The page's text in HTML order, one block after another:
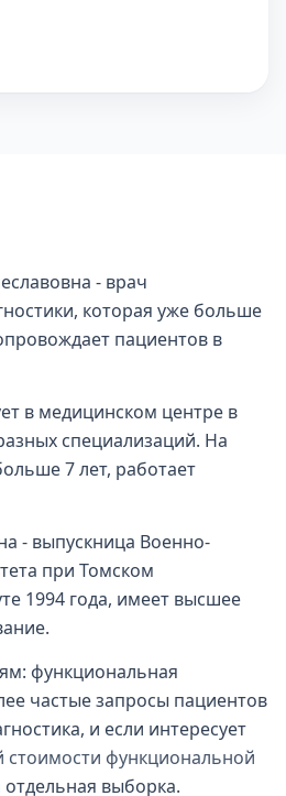
- врач
которая уже больше
пациентов в
в медицинском центре в
специализаций. На
7 лет, работает
- выпускница Военно-
при Томском
1994 года, имеет высшее
функциональная
частые запросы пациентов
и если интересует
стоимости функциональной
отдельная выборка.